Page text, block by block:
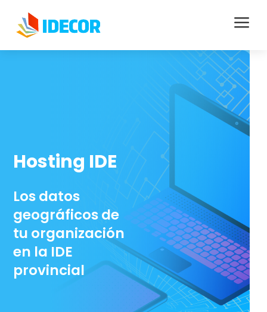
a
Hosting IDE
Los datos
geográficos de
tu organización
en la IDE
provincial